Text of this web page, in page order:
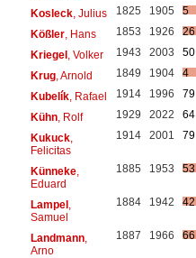
Kosleck, Julius 1825 1905
5
Kößler, Hans 1853 1926
26
Kriegel, Volker 1943 2003
50
Krug, Arnold 1849 1904
4
Kubelík, Rafael 1914 1996
79
Kühn, Rolf 1929 2022
64
Kukuck,
Felicitas
1914 2001 79
Künneke,
Eduard
1885 1953 53
Lampel,
Samuel
1884 1942 42
Landmann,
Arno
1887 1966 66